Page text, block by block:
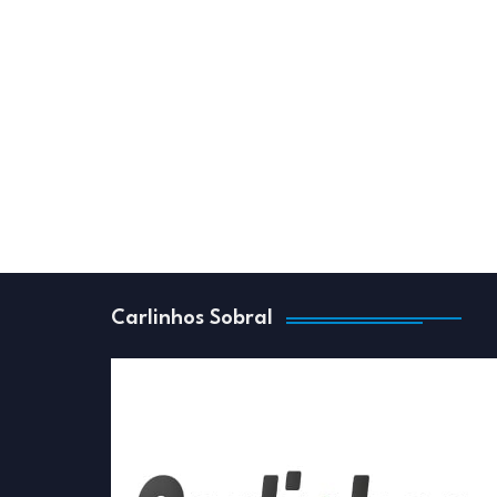
Carlinhos Sobral